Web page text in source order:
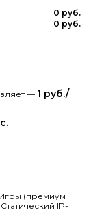
0 руб.
0 руб.
— 1 руб./
(премиум
IP-